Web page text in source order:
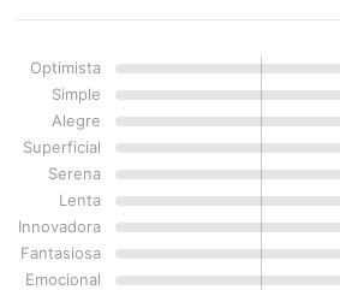
Optimista
Simple
Alegre
Superficial
Serena
Lenta
Innovadora
Fantasiosa
Emocional